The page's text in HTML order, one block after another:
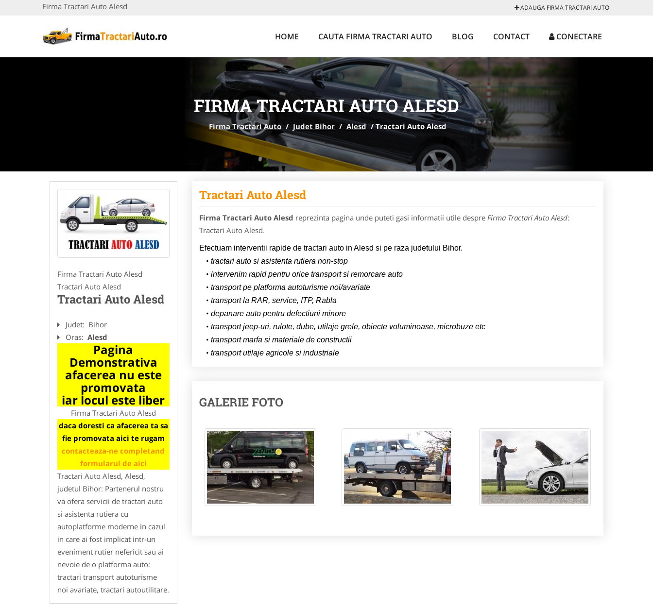
Firma Tractari Auto Alesd ADAUGA FIRMA TRACTARI AUTO
HOME CAUTA FIRMA TRACTARI AUTO BLOG CONTACT CONECTARE
FIRMA TRACTARI AUTO ALESD
Firma Tractari Auto / Judet Bihor / Alesd /Tractari Auto Alesd
Firma Tractari Auto Alesd
Tractari Auto Alesd
Tractari Auto Alesd
Judet: Bihor
Oras: Alesd
Pagina
Demonstrativa
afacerea nu este
promovata
iar locul este liber
Firma Tractari Auto Alesd
daca doresti ca afacerea ta sa
fie promovata aici te rugam
contacteaza-ne completand
formularul de aici
Tractari Auto Alesd, Alesd,
judetul Bihor: Partenerul nostru
va ofera servicii de tractari auto
si asistenta rutiera cu
autoplatforme moderne in cazul
in care ai fost implicat intr-un
eveniment rutier nefericit sau ai
nevoie de o platforma auto:
tractari transport autoturisme
noi avariate, tractari autoutilitare.
Tractari Auto Alesd
Firma Tractari Auto Alesd reprezinta pagina unde puteti gasi informatii utile despre Firma Tractari Auto Alesd:
Tractari Auto Alesd.
Efectuam interventii rapide de tractari auto in Alesd si pe raza judetului Bihor.
tractari auto si asistenta rutiera non-stop
intervenim rapid pentru orice transport si remorcare auto
transport pe platforma autoturisme noi/avariate
transport la RAR, service, ITP, Rabla
depanare auto pentru defectiuni minore
transport jeep-uri, rulote, dube, utilaje grele, obiecte voluminoase, microbuze etc
transport marfa si materiale de constructii
transport utilaje agricole si industriale
GALERIE FOTO